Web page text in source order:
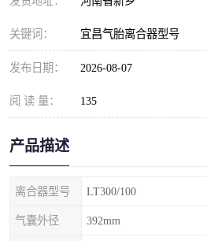
关键词： 宜昌气胎离合器型号
发布日期： 2026-08-07
阅 读 量： 135
产品描述
离合器型号 LT300/100
气囊外径 392mm